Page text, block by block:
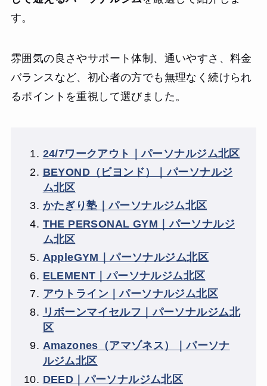
す。
雰囲気の良さやサポート体制、通いやすさ、料金
バランスなど、初心者の方でも無理なく続けられ
るポイントを重視して選びました。
24/7ワークアウト｜パーソナルジム北区
BEYOND（ビヨンド）｜パーソナルジ
ム北区
かたぎり塾｜パーソナルジム北区
THE PERSONAL GYM｜パーソナルジ
ム北区
AppleGYM｜パーソナルジム北区
ELEMENT｜パーソナルジム北区
アウトライン｜パーソナルジム北区
リボーンマイセルフ｜パーソナルジム北
区
Amazones（アマゾネス）｜パーソナ
ルジム北区
DEED｜パーソナルジム北区